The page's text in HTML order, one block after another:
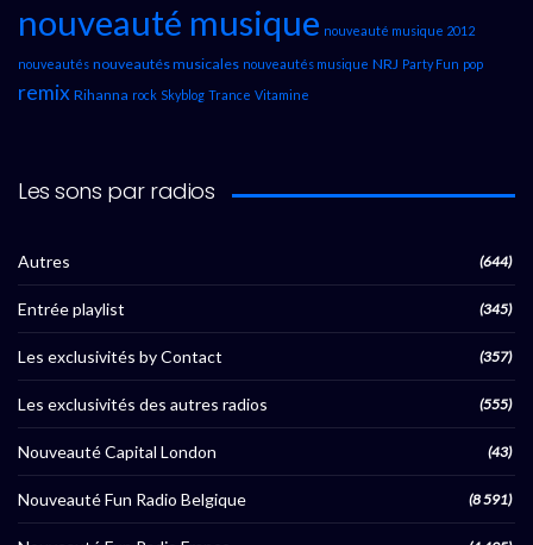
nouveauté musique nouveauté musique 2012
nouveautés nouveautés musicales nouveautés musique NRJ Party Fun pop
remix Rihanna rock Skyblog Trance Vitamine
Les sons par radios
Autres (644)
Entrée playlist (345)
Les exclusivités by Contact (357)
Les exclusivités des autres radios (555)
Nouveauté Capital London (43)
Nouveauté Fun Radio Belgique (8 591)